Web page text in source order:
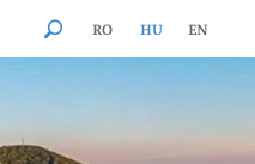
RO HU EN